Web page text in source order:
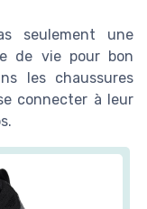
seulement une
de vie pour bon
les chaussures
connecter à leur